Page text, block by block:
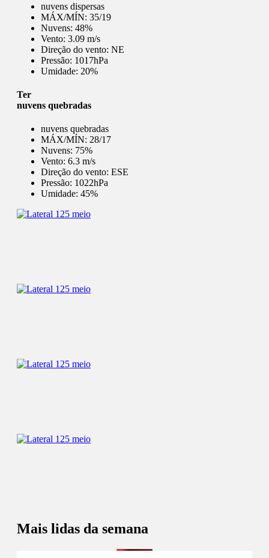
nuvens dispersas
MÁX/MÍN: 35/19
Nuvens: 48%
Vento: 3.09 m/s
Direção do vento: NE
Pressão: 1017hPa
Umidade: 20%
Ter
nuvens quebradas
nuvens quebradas
MÁX/MÍN: 28/17
Nuvens: 75%
Vento: 6.3 m/s
Direção do vento: ESE
Pressão: 1022hPa
Umidade: 45%
Mais lidas da semana